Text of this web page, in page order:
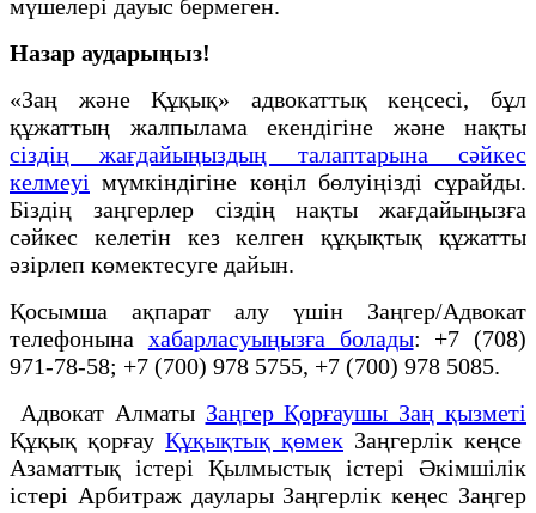
мүшелері дауыс бермеген.
Назар аударыңыз!
«Заң және Құқық» адвокаттық кеңсесі, бұл
құжаттың жалпылама екендігіне және нақты
сіздің жағдайыңыздың талаптарына сәйкес
келмеуі мүмкіндігіне көңіл бөлуіңізді сұрайды.
Біздің заңгерлер сіздің нақты жағдайыңызға
сәйкес келетін кез келген құқықтық құжатты
әзірлеп көмектесуге дайын.
Қосымша ақпарат алу үшін Заңгер/Адвокат
телефонына хабарласуыңызға болады: +7 (708)
971-78-58; +7 (700) 978 5755, +7 (700) 978 5085.
Адвокат Алматы Заңгер Қорғаушы Заң қызметі
Құқық қорғау Құқықтық қөмек Заңгерлік кеңсе
Азаматтық істері Қылмыстық істері Әкімшілік
істері Арбитраж даулары Заңгерлік кеңес Заңгер